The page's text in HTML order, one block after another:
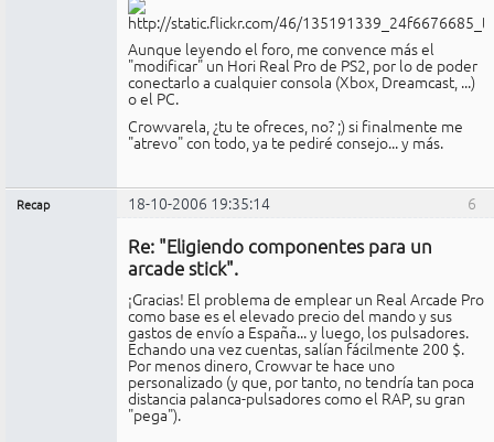
Aunque leyendo el foro, me convence más el
"modificar" un Hori Real Pro de PS2, por lo de poder
conectarlo a cualquier consola (Xbox, Dreamcast, ...)
o el PC.
Crowvarela, ¿tu te ofreces, no? ;) si finalmente me
"atrevo" con todo, ya te pediré consejo... y más.
6
Recap 18-10-2006 19:35:14
Re: "Eligiendo componentes para un
arcade stick".
¡Gracias! El problema de emplear un Real Arcade Pro
como base es el elevado precio del mando y sus
gastos de envío a España... y luego, los pulsadores.
Echando una vez cuentas, salían fácilmente 200 $.
Por menos dinero, Crowvar te hace uno
personalizado (y que, por tanto, no tendría tan poca
distancia palanca-pulsadores como el RAP, su gran
"pega").